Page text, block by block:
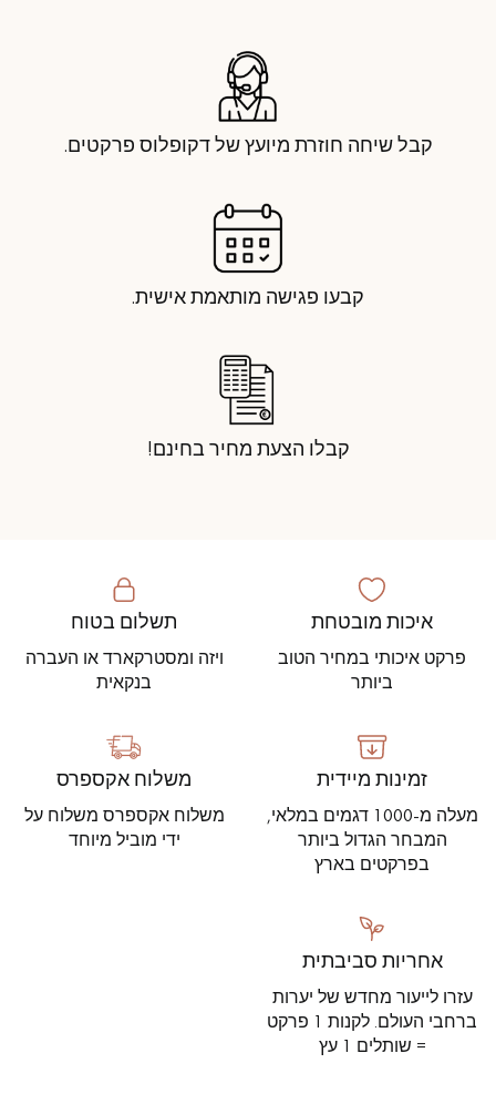
קבל שיחה חוזרת מיועץ של דקופלוס פרקטים.
קבעו פגישה מותאמת אישית.
קבלו הצעת מחיר בחינם!
איכות מובטחת
פרקט איכותי במחיר הטוב
ביותר
תשלום בטוח
ויזה ומסטרקארד או העברה
בנקאית
זמינות מיידית
מעלה מ-1000 דגמים במלאי,
המבחר הגדול ביותר
בפרקטים בארץ
משלוח אקספרס
משלוח אקספרס משלוח על
ידי מוביל מיוחד
אחריות סביבתית
עזרו לייעור מחדש של יערות
ברחבי העולם. לקנות 1 פרקט
= שותלים 1 עץ